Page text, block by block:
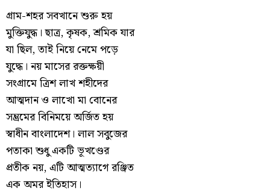
গ্রাম-শহর সবখানে শুরু হয়
মুক্তিযুদ্ধ। ছাত্র, কৃষক, শ্রমিক যার
যা ছিল, তাই নিয়ে নেমে পড়ে
যুদ্ধে। নয় মাসের রক্তক্ষয়ী
সংগ্রামে ত্রিশ লাখ শহীদের
আত্মদান ও লাখো মা বোনের
সম্ভ্রমের বিনিময়ে অর্জিত হয়
স্বাধীন বাংলাদেশ। লাল সবুজের
পতাকা শুধু একটি ভূখণ্ডের
প্রতীক নয়, এটি আত্মত্যাগে রঞ্জিত
এক অমর ইতিহাস।